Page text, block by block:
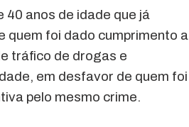
anos de idade que já
quem foi dado cumprimento a
tráfico de drogas e
em desfavor de quem foi
pelo mesmo crime.